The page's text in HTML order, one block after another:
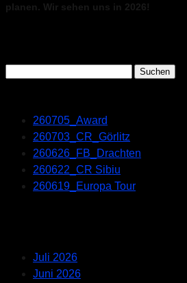
planen. Wir sehen uns in 2026!
nach:
260705_Award
260703_CR_Görlitz
260626_FB_Drachten
260622_CR Sibiu
260619_Europa Tour
Juli 2026
Juni 2026